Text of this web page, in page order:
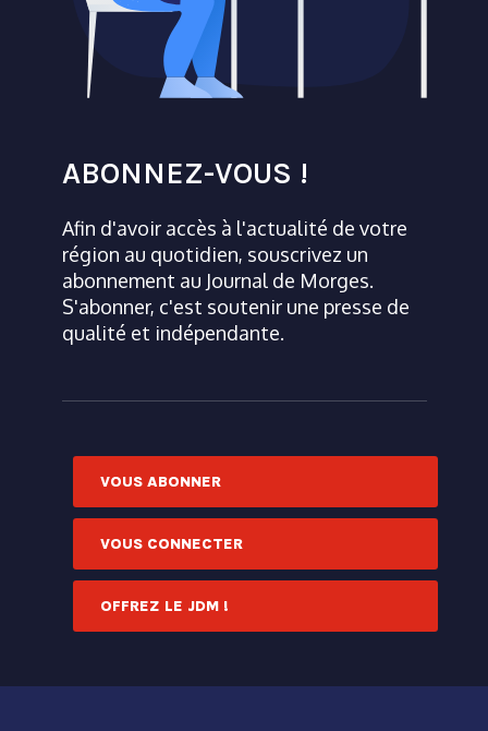
ABONNEZ-VOUS !
Afin d'avoir accès à l'actualité de votre
région au quotidien, souscrivez un
abonnement au Journal de Morges.
S'abonner, c'est soutenir une presse de
qualité et indépendante.
VOUS ABONNER
VOUS CONNECTER
OFFREZ LE JDM !